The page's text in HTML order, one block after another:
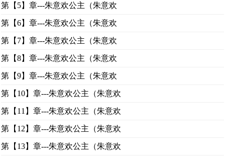
第【5】章---朱意欢公主（朱意欢
第【6】章---朱意欢公主（朱意欢
第【7】章---朱意欢公主（朱意欢
第【8】章---朱意欢公主（朱意欢
第【9】章---朱意欢公主（朱意欢
第【10】章---朱意欢公主（朱意欢
第【11】章---朱意欢公主（朱意欢
第【12】章---朱意欢公主（朱意欢
第【13】章---朱意欢公主（朱意欢